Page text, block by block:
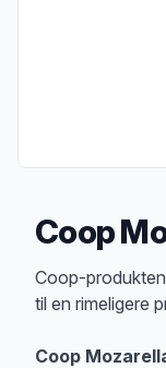
Coop
Coop-
til en rimeligere
Coop